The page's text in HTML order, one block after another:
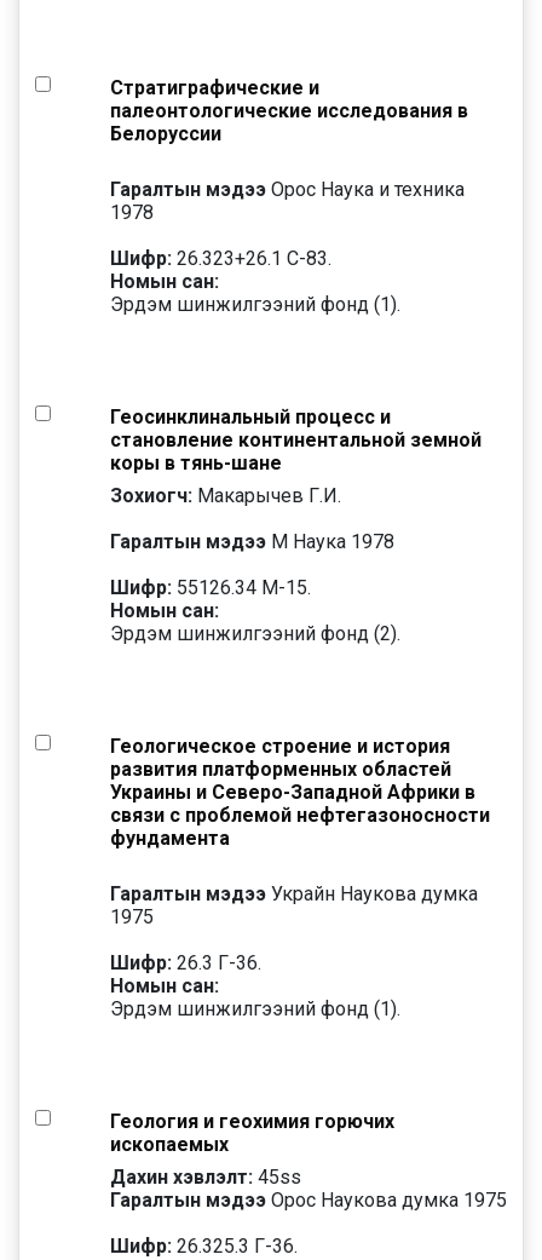
Стратиграфические и
палеонтологические исследования в
Белоруссии
Гаралтын мэдээ Орос Наука и техника
1978
Шифр: 26.323+26.1 С-83.
Номын сан:
Эрдэм шинжилгээний фонд (1).
Геосинклинальный процесс и
становление континентальной земной
коры в тянь-шане
Зохиогч: Макарычев Г.И.
Гаралтын мэдээ М Наука 1978
Шифр: 55126.34 М-15.
Номын сан:
Эрдэм шинжилгээний фонд (2).
Геологическое строение и история
развития платформенных областей
Украины и Северо-Западной Африки в
связи с проблемой нефтегазоносности
фундамента
Гаралтын мэдээ Украйн Наукова думка
1975
Шифр: 26.3 Г-36.
Номын сан:
Эрдэм шинжилгээний фонд (1).
Геология и геохимия горючих
ископаемых
Дахин хэвлэлт: 45ss
Гаралтын мэдээ Орос Наукова думка 1975
Шифр: 26.325.3 Г-36.